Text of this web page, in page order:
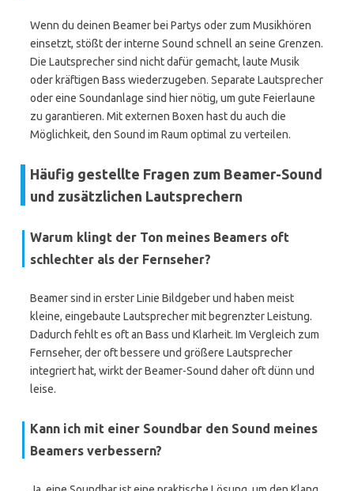
Wenn du deinen Beamer bei Partys oder zum Musikhören
einsetzt, stößt der interne Sound schnell an seine Grenzen.
Die Lautsprecher sind nicht dafür gemacht, laute Musik
oder kräftigen Bass wiederzugeben. Separate Lautsprecher
oder eine Soundanlage sind hier nötig, um gute Feierlaune
zu garantieren. Mit externen Boxen hast du auch die
Möglichkeit, den Sound im Raum optimal zu verteilen.
Häufig gestellte Fragen zum Beamer-Sound
und zusätzlichen Lautsprechern
Warum klingt der Ton meines Beamers oft
schlechter als der Fernseher?
Beamer sind in erster Linie Bildgeber und haben meist
kleine, eingebaute Lautsprecher mit begrenzter Leistung.
Dadurch fehlt es oft an Bass und Klarheit. Im Vergleich zum
Fernseher, der oft bessere und größere Lautsprecher
integriert hat, wirkt der Beamer-Sound daher oft dünn und
leise.
Kann ich mit einer Soundbar den Sound meines
Beamers verbessern?